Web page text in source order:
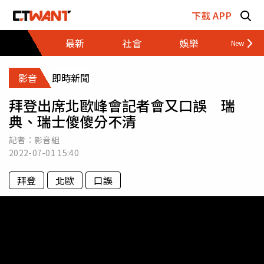
下載 APP
最新
社會 娛樂 財經
影音 即時新聞
拜登出席北歐峰會記者會又口誤 瑞
典、瑞士傻傻分不清
記者：影音組
2022-07-01 15:40
拜登 北歐 口誤